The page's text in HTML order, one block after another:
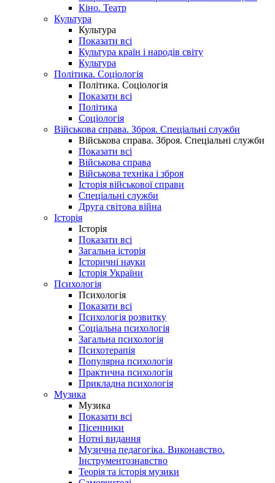
Кіно. Театр
Культура
Культура
Показати всі
Культура країн і народів світу
Культура
Політика. Соціологія
Політика. Соціологія
Показати всі
Політика
Соціологія
Військова справа. Зброя. Спеціальні служби
Військова справа. Зброя. Спеціальні служби
Показати всі
Військова справа
Військова техніка і зброя
Історія військової справи
Спеціальні служби
Друга світова війна
Історія
Історія
Показати всі
Загальна історія
Історичні науки
Історія України
Психологія
Психологія
Показати всі
Психологія розвитку
Соціальна психологія
Загальна психологія
Психотерапія
Популярна психологія
Практична психологія
Прикладна психологія
Музика
Музика
Показати всі
Пісенники
Нотні видання
Музична педагогіка. Виконавство.
Інструментознавство
Теорія та історія музики